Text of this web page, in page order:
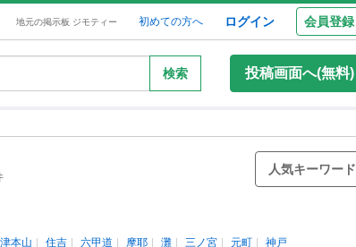
地元の掲示板 ジモティー 初めての方へ ログイン 会員登録
検索 投稿画面へ(無料)
人気キーワード
本山 住吉 六甲道 摩耶 灘 三ノ宮 元町
神戸